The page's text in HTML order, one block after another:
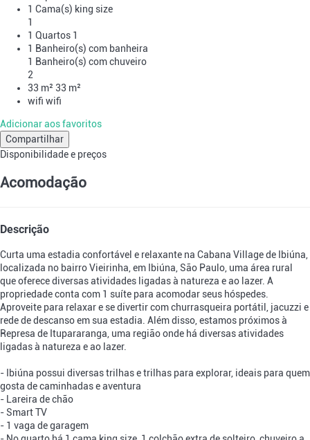
1 Cama(s) king size
1
1 Quartos 1
1 Banheiro(s) com banheira
1 Banheiro(s) com chuveiro
2
33 m² 33 m²
wifi wifi
Adicionar aos favoritos
Compartilhar
Disponibilidade e preços
Acomodação
Descrição
Curta uma estadia confortável e relaxante na Cabana Village de Ibiúna,
localizada no bairro Vieirinha, em Ibiúna, São Paulo, uma área rural
que oferece diversas atividades ligadas à natureza e ao lazer. A
propriedade conta com 1 suíte para acomodar seus hóspedes.
Aproveite para relaxar e se divertir com churrasqueira portátil, jacuzzi e
rede de descanso em sua estadia. Além disso, estamos próximos à
Represa de Itupararanga, uma região onde há diversas atividades
ligadas à natureza e ao lazer.
- Ibiúna possui diversas trilhas e trilhas para explorar, ideais para quem
gosta de caminhadas e aventura
- Lareira de chão
- Smart TV
- 1 vaga de garagem